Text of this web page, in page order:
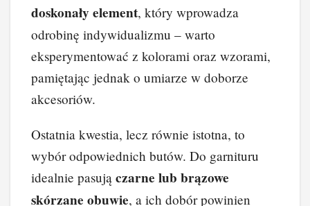
doskonały element, który wprowadza
odrobinę indywidualizmu – warto
eksperymentować z kolorami oraz wzorami,
pamiętając jednak o umiarze w doborze
akcesoriów.
Ostatnia kwestia, lecz równie istotna, to
wybór odpowiednich butów. Do garnituru
idealnie pasują czarne lub brązowe
skórzane obuwie, a ich dobór powinien